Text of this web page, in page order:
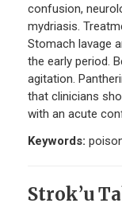
confusion,
mydriasis.
Stomach lavage
the early period.
agitation.
that clinicians
with an acute
Keywords:
Strok’u